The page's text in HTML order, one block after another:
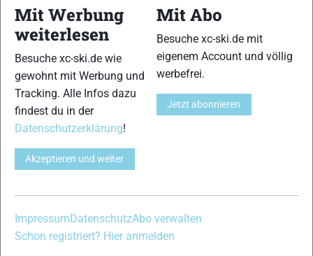
15 16
Mit Werbung
weiterlesen
Besuche xc-ski.de wie
gewohnt mit Werbung und
Tracking. Alle Infos dazu
findest du in der
Datenschutzerklärung!
Akzeptieren und weiter
Mit Abo
Besuche xc-ski.de mit
eigenem Account und völlig
werbefrei.
Jetzt abonnieren
ImpressumDatenschutzAbo verwalten
Schon registriert? Hier anmelden